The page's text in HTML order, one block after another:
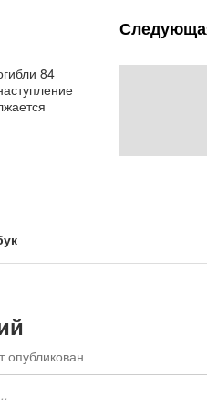
84
опубликован